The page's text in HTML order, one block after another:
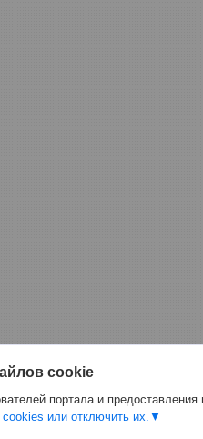
cookie
портала и предоставления
или отключить их.